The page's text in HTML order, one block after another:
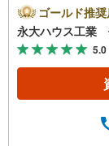
仙台市
当社の
知識＞
取り扱
境や行
選びを
【引っ
ゴールド推
永大ハウス工業
5.0